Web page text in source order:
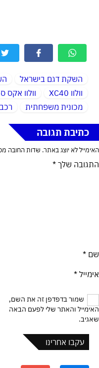
השקת דגם בישראל
וולוו XC40
וולוו אקס סי
מכונית משפחתית
כתיבת תגובה
האימייל לא יוצג באתר. שדות החובה
התגובה שלך *
שם *
אימייל *
שמור בדפדפן זה את השם,
האימייל והאתר שלי לפעם הבאה
שאגיב.
עקבו אחרינו